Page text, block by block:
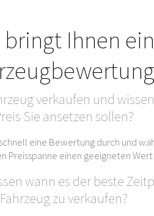
bringt Ihnen
verkaufen und
Sie ansetzen sollen?
eine Bewertung durch und
Preisspanne einen geeigneten Wert
wann es der beste
Fahrzeug zu verkaufen?